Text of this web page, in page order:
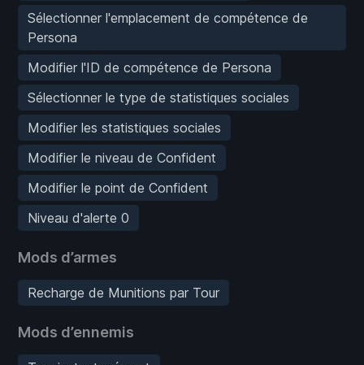
Sélectionner l'emplacement de compétence de
Persona
Modifier l'ID de compétence de Persona
Sélectionner le type de statistiques sociales
Modifier les statistiques sociales
Modifier le niveau de Confident
Modifier le point de Confident
Niveau d'alerte 0
Mods d’armes
Recharge de Munitions par Tour
Mods d’ennemis